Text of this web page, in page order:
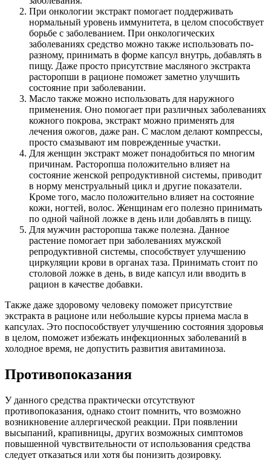
При онкологии экстракт помогает поддерживать
нормальный уровень иммунитета, в целом способствует
борьбе с заболеванием. При онкологических
заболеваниях средство можно также использовать по-
разному, принимать в форме капсул внутрь, добавлять в
пищу. Даже просто присутствие масляного экстракта
расторопши в рационе поможет заметно улучшить
состояние при заболевании.
Масло также можно использовать для наружного
применения. Оно помогает при различных заболеваниях
кожного покрова, экстракт можно применять для
лечения ожогов, даже ран. С маслом делают компрессы,
просто смазывают им поврежденные участки.
Для женщин экстракт может понадобиться по многим
причинам. Расторопша положительно влияет на
состояние женской репродуктивной системы, приводит
в норму менструальный цикл и другие показатели.
Кроме того, масло положительно влияет на состояние
кожи, ногтей, волос. Женщинам его полезно принимать
по одной чайной ложке в день или добавлять в пищу.
Для мужчин расторопша также полезна. Данное
растение помогает при заболеваниях мужской
репродуктивной системы, способствует улучшению
циркуляции крови в органах таза. Принимать стоит по
столовой ложке в день, в виде капсул или вводить в
рацион в качестве добавки.
Также даже здоровому человеку поможет присутствие
экстракта в рационе или небольшие курсы приема масла в
капсулах. Это поспособствует улучшению состояния здоровья
в целом, поможет избежать инфекционных заболеваний в
холодное время, не допустить развития авитаминоза.
Противопоказания
У данного средства практически отсутствуют
противопоказания, однако стоит помнить, что возможно
возникновение аллергической реакции. При появлении
высыпаний, крапивницы, других возможных симптомов
повышенной чувствительности от использования средства
следует отказаться или хотя бы понизить дозировку.